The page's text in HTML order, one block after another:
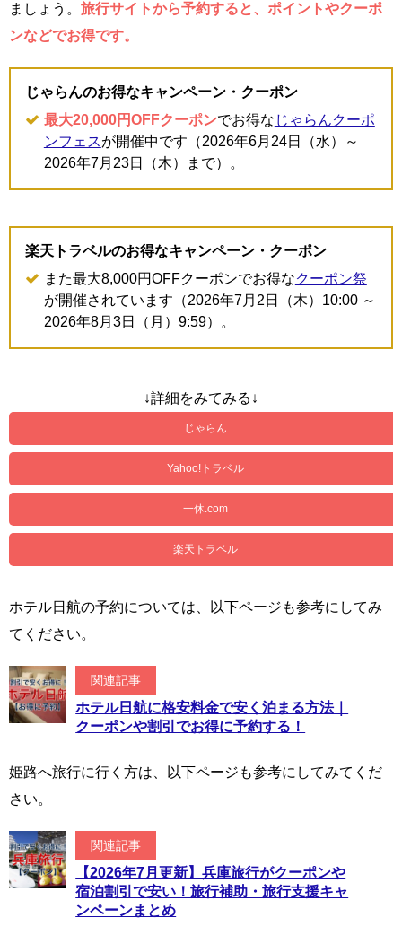
ましょう。 旅行サイトから予約すると、ポイントやクーポ
ンなどでお得です。
じゃらんのお得なキャンペーン・クーポン
最大20,000円OFFクーポンでお得な じゃらんクーポ
ンフェスが開催中です（2026年6月24日（水）～
2026年7月23日（木）まで）。
楽天トラベルのお得なキャンペーン・クーポン
また最大8,000円OFFクーポンでお得なクーポン祭
が開催されています（2026年7月2日（木）10:00 ～
2026年8月3日（月）9:59）。
↓詳細をみてみる↓
じゃらん
Yahoo!トラベル
一休.com
楽天トラベル
ホテル日航の予約については、以下ページも参考にしてみ
てください。
関連記事
ホテル日航に格安料金で安く泊まる方法｜
クーポンや割引でお得に予約する！
姫路へ旅行に行く方は、以下ページも参考にしてみてくだ
さい。
関連記事
【2026年7月更新】兵庫旅行がクーポンや
宿泊割引で安い！旅行補助・旅行支援キャ
ンペーンまとめ